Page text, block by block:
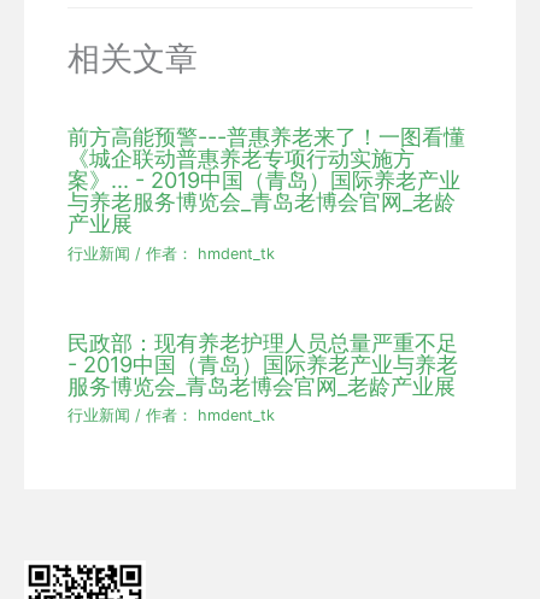
相关文章
前方高能预警---普惠养老来了！一图看懂
《城企联动普惠养老专项行动实施方
案》... - 2019中国（青岛）国际养老产业
与养老服务博览会_青岛老博会官网_老龄
产业展
行业新闻 / 作者： hmdent_tk
民政部：现有养老护理人员总量严重不足
- 2019中国（青岛）国际养老产业与养老
服务博览会_青岛老博会官网_老龄产业展
行业新闻 / 作者： hmdent_tk